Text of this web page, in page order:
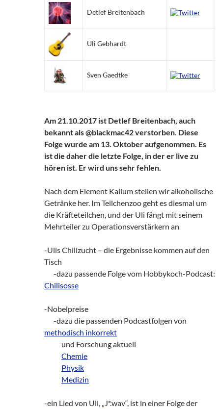
Detlef Breitenbach
Uli Gebhardt
Sven Gaedtke
Am 21.10.2017 ist Detlef Breitenbach, auch
bekannt als @blackmac42 verstorben. Diese
Folge wurde am 13. Oktober aufgenommen. Es
ist die daher die letzte Folge, in der er live zu
hören ist. Er wird uns sehr fehlen.
Nach dem Element Kalium stellen wir alkoholische
Getränke her. Im Teilchenzoo geht es diesmal um
die Kräfteteilchen, und der Uli fängt mit seinem
Mehrteiler zu Operationsverstärkern an
-Ulis Chilizucht – die Ergebnisse kommen auf den
Tisch
-dazu passende Folge vom Hobbykoch-Podcast:
Chilisosse
-Nobelpreise
-dazu die passenden Podcastfolgen von
methodisch inkorrekt
und Forschung aktuell
Chemie
Physik
Medizin
-ein Lied von Uli, „J*.wav“, ist in einer Folge der